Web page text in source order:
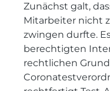
Zunächst galt,
Mitarbeiter nicht
zwingen durfte.
berechtigten
rechtlichen